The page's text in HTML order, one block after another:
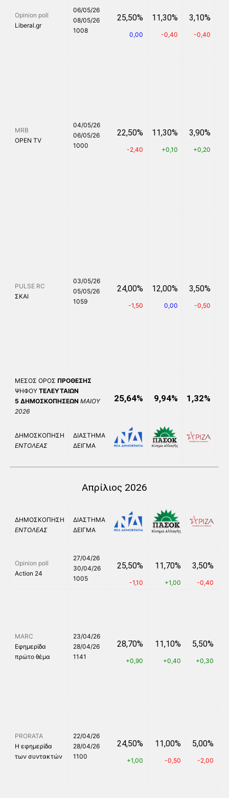
Opinion poll
Liberal.gr
06/05/26
08/05/26
1008
25,50%
0,00
11,30%
-0,40
3,10%
-0,40
MRB
OPEN TV
04/05/26
06/05/26
1000
22,50%
-2,40
11,30%
+0,10
3,90%
+0,20
PULSE RC
ΣΚΑΙ
03/05/26
05/05/26
1059
24,00%
-1,50
12,00%
0,00
3,50%
-0,50
ΜΕΣΟΣ ΟΡΟΣ ΠΡΟΘΕΣΗΣ
ΨΗΦΟΥ ΤΕΛΕΥΤΑΙΩΝ
5 ΔΗΜΟΣΚΟΠΗΣΕΩΝ ΜΑΙΟΥ
2026
25,64% 9,94% 1,32%
ΔΗΜΟΣΚΟΠΗΣΗ
ΕΝΤΟΛΕΑΣ
ΔΙΑΣΤΗΜΑ
ΔΕΙΓΜΑ
Απρίλιος 2026
ΔΗΜΟΣΚΟΠΗΣΗ
ΕΝΤΟΛΕΑΣ
ΔΙΑΣΤΗΜΑ
ΔΕΙΓΜΑ
Opinion poll
Action 24
27/04/26
30/04/26
1005
25,50%
-1,10
11,70%
+1,00
3,50%
-0,40
MARC
Εφημερίδα
πρώτο θέμα
23/04/26
28/04/26
1141
28,70%
+0,90
11,10%
+0,40
5,50%
+0,30
PRORATA
Η εφημερίδα
των συντακτών
22/04/26
28/04/26
1100
24,50%
+1,00
11,00%
-0,50
5,00%
-2,00